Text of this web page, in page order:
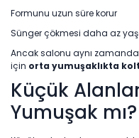
Formunu uzun süre korur
Sünger çökmesi daha az
Ancak salonu aynı
için orta yumuşaklıkta
Küçük
Yumuşak mı?